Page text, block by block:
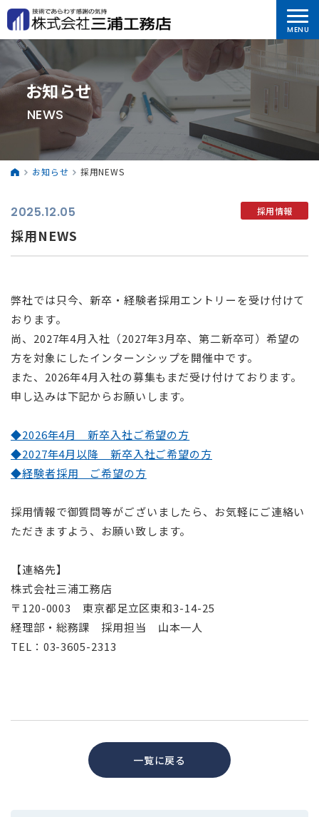
お知らせ
NEWS
お知らせ 採用NEWS
2025.12.05 採用情報
採用NEWS
弊社では只今、新卒・経験者採用エントリーを受け付けて
おります。
尚、2027年4月入社（2027年3月卒、第二新卒可）希望の
方を対象にしたインターンシップを開催中です。
また、2026年4月入社の募集もまだ受け付けております。
申し込みは下記からお願いします。
◆2026年4月 新卒入社ご希望の方
◆2027年4月以降 新卒入社ご希望の方
◆経験者採用 ご希望の方
採用情報で御質問等がございましたら、お気軽にご連絡い
ただきますよう、お願い致します。
【連絡先】
株式会社三浦工務店
〒120-0003 東京都足立区東和3-14-25
経理部・総務課 採用担当 山本一人
TEL：03-3605-2313
一覧に戻る